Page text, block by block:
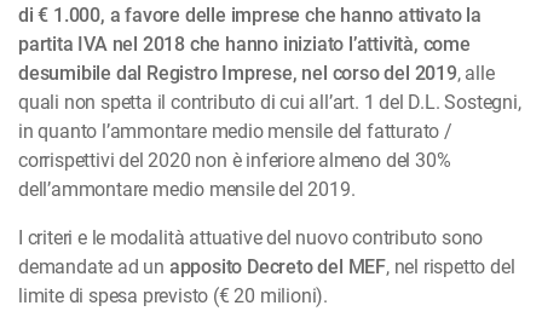
di € 1.000, a favore delle imprese che hanno attivato la
partita IVA nel 2018 che hanno iniziato l’attività, come
desumibile dal Registro Imprese, nel corso del 2019, alle
quali non spetta il contributo di cui all’art. 1 del D.L. Sostegni,
in quanto l’ammontare medio mensile del fatturato /
corrispettivi del 2020 non è inferiore almeno del 30%
dell’ammontare medio mensile del 2019.
I criteri e le modalità attuative del nuovo contributo sono
demandate ad un apposito Decreto del MEF, nel rispetto del
limite di spesa previsto (€ 20 milioni).